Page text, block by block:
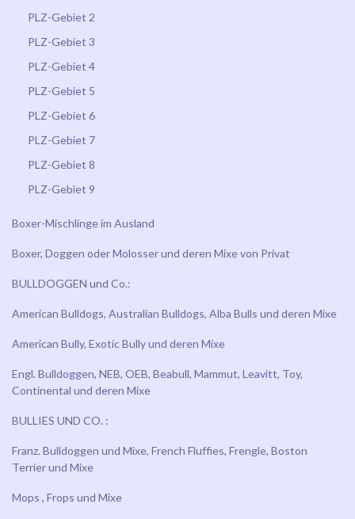
PLZ-Gebiet 2
PLZ-Gebiet 3
PLZ-Gebiet 4
PLZ-Gebiet 5
PLZ-Gebiet 6
PLZ-Gebiet 7
PLZ-Gebiet 8
PLZ-Gebiet 9
Boxer-Mischlinge im Ausland
Boxer, Doggen oder Molosser und deren Mixe von Privat
BULLDOGGEN und Co.:
American Bulldogs, Australian Bulldogs, Alba Bulls und deren Mixe
American Bully, Exotic Bully und deren Mixe
Engl. Bulldoggen, NEB, OEB, Beabull, Mammut, Leavitt, Toy,
Continental und deren Mixe
BULLIES UND CO. :
Franz. Bulldoggen und Mixe, French Fluffies, Frengle, Boston
Terrier und Mixe
Mops , Frops und Mixe